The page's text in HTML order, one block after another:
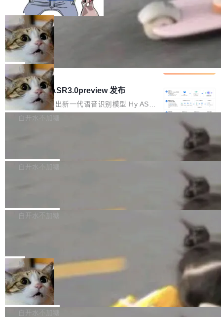
x / Windows / Harmony PC。 # macOS / Linu
x / Harmony PC curl -fsSL https://solon.noea
r.org/solon...
文窗口。随着项目规模的持续扩张与代码历史的
不断累积，代码仓中的模块关系、接口契约、业
务逻辑等关键信息往往分散于数十乃至数百个文
件之中，形成高度复杂的知识关联网络。传统的
代码检索手段（如关键词匹配、目录遍历）仅能
在语法层面完成文本定位，难以触及代码的语义
内涵与结构关联，导致开发者使用代码智能体在
理解大规模代码仓时面临显著"代码仓理解"瓶
颈。 代码仓深度理解服务（以下简称" CodeBas
e深度理解服务"）是华为云码道（CodeA...
师删光 89TB 数据只为干私活
最高人民检察院8月4日公布了一起案件：北京一
名90后算法工程师王某，为了给自己接的私活腾
服务器空间，删光了公司AI游戏部门的全部核心
数据。 王某2024年1月入职东城区某科技公司AI
短剧部门，有互联网大厂背景。在公司内部架构
调整期间，部门三次通知全员将数据从A集群迁
移到B集群，王某都回复了"收到"。 他没有迁移
数据。2024年9月3日下午4点，他使用此前登录
的账号密码进入A集群，输入了一条被程序员圈
称为"删库跑路"的命令——最高管理员权限、无
自研的多个文生3D和...
局
Cloudflare 分享推理优化实践：KV ca
che 量化 + 权重压缩，吞吐量提升 4
1%，成本降 30%
Kimi 和 GLM 是当前最强的大模型系列之一，但
它们有一个共同的问题：太吃显存了。月之暗面
的 Kimi K 系列和智谱的 GLM 都是长上下文、M
oE 架构的大模型，好用到让人上瘾，但 GPU 显
存永远不够用。 Cloudflare 的 Workers AI 团队
一直在跑这些模型的推理。他们在官方博客上发
整性保护。效果是：吞吐量提升 41%，每 token
局
腾讯混元 Hy ASR3.0preview 发布
腾讯混元正式推出新一代语音识别模型 Hy ASR
3.0preview。基于最新一代大语言模型 Hy3 的
让语音识别不再只是听清，而是真正听懂。通过
w 不要求标准普通话，方言识别覆盖粤语、吴语
白开水不加糖
新和少量网页兼容性修复版本。 Changes/fixe
容提供的字体时出现的几个问题 为避免音频加
质的最低采样率）的音频格式将被拒绝 修复了 C
SS 圆角虚线样式中可能存在的问题 如果表单中
的图像元素不在同一个子树中，则它们将不再关
联 加...
白开水不加糖
发布的 Release Notes，他利用 AI 工具（如 Co
最强的若干项。对于尚未正式发版的 PG 19，则
通过拉取过去一年内（从 PG 18 Beta1 时间点
至今）的所有 commit，同样交由 AI 分析提炼。
经过人工复核，准确度令人满意。这一方法也为
社区爱好者提供了高效跟踪新版本的思路。
白开水不加糖
维护工作一直与我的日常工作、家务、社交生活
和休闲娱乐竞争时间。" 这是 libexpat 维护者 S
ebastian Pipping 写在博客里的话。8 月 4 日，
他宣布了一个新消息：从 2026 年 8 月 1 日起，
他可以全职维护 libexpat 了，最长 6 个月。发
局
Firefox 153.0.3 发布
Firefox 153.0.3 现已发布，具体更新内容如
下： New Smart Window 包含多项增强功能：
白开水不加糖